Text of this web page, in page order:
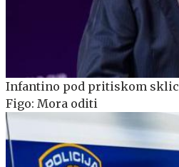
Infantino pod pritiskom
Figo: Mora oditi